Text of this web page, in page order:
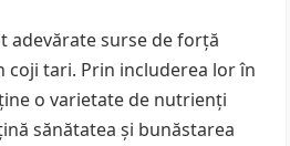
adevărate surse de forță
coji tari. Prin includerea lor în
o varietate de nutrienți
sănătatea și bunăstarea